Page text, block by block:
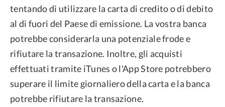
tentando di utilizzare la carta di credito o di debito
al di fuori del Paese di emissione. La vostra banca
potrebbe considerarla una potenziale frode e
rifiutare la transazione. Inoltre, gli acquisti
effettuati tramite iTunes o l'App Store potrebbero
superare il limite giornaliero della carta e la banca
potrebbe rifiutare la transazione.